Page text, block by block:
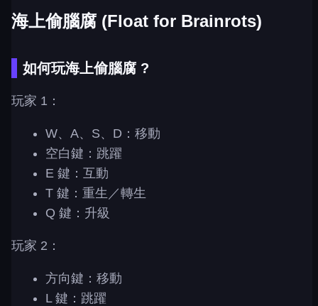
海上偷腦腐 (Float for Brainrots)
如何玩海上偷腦腐 ?
玩家 1：
W、A、S、D：移動
空白鍵：跳躍
E 鍵：互動
T 鍵：重生／轉生
Q 鍵：升級
玩家 2：
方向鍵：移動
L 鍵：跳躍